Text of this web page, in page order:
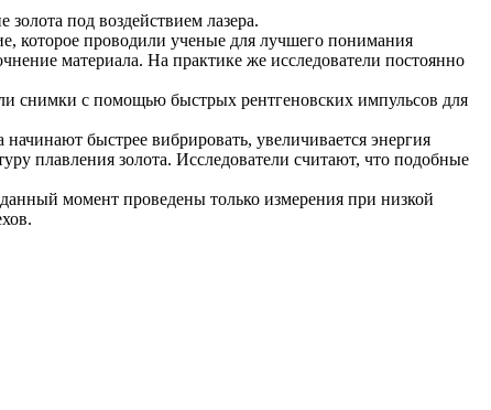
под воздействием лазера.
которое проводили ученые для лучшего понимания
материала. На практике же исследователи постоянно
снимки с помощью быстрых рентгеновских импульсов для
быстрее вибрировать, увеличивается энергия
плавления золота. Исследователи считают, что подобные
момент проведены только измерения при низкой